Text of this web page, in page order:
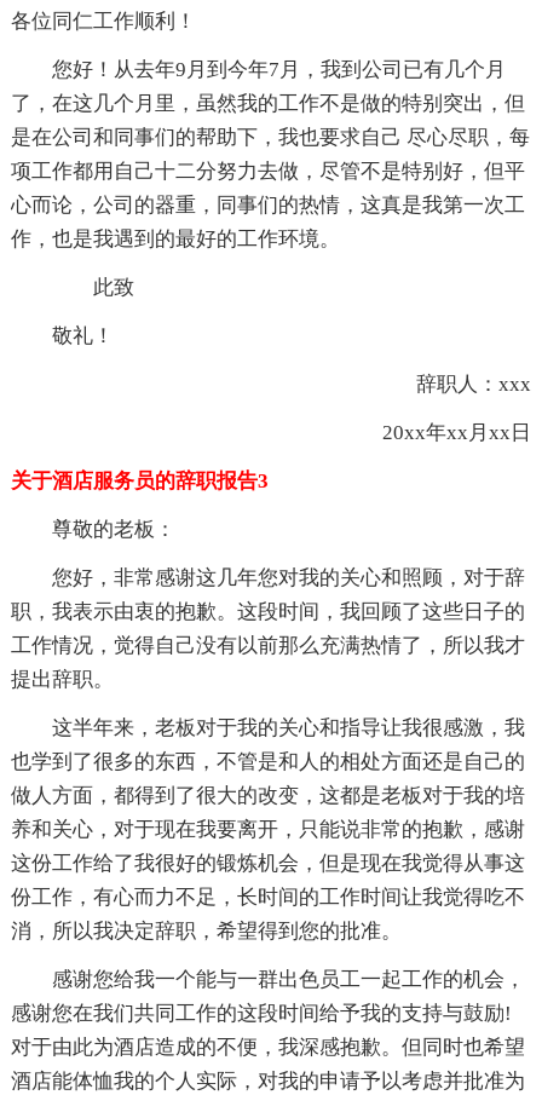
各位同仁工作顺利！
您好！从去年9月到今年7月，我到公司已有几个月
了，在这几个月里，虽然我的工作不是做的特别突出，但
是在公司和同事们的帮助下，我也要求自己 尽心尽职，每
项工作都用自己十二分努力去做，尽管不是特别好，但平
心而论，公司的器重，同事们的热情，这真是我第一次工
作，也是我遇到的最好的工作环境。
此致
敬礼！
辞职人：xxx
20xx年xx月xx日
关于酒店服务员的辞职报告3
尊敬的老板：
您好，非常感谢这几年您对我的关心和照顾，对于辞
职，我表示由衷的抱歉。这段时间，我回顾了这些日子的
工作情况，觉得自己没有以前那么充满热情了，所以我才
提出辞职。
这半年来，老板对于我的关心和指导让我很感激，我
也学到了很多的东西，不管是和人的相处方面还是自己的
做人方面，都得到了很大的改变，这都是老板对于我的培
养和关心，对于现在我要离开，只能说非常的抱歉，感谢
这份工作给了我很好的锻炼机会，但是现在我觉得从事这
份工作，有心而力不足，长时间的工作时间让我觉得吃不
消，所以我决定辞职，希望得到您的批准。
感谢您给我一个能与一群出色员工一起工作的机会，
感谢您在我们共同工作的这段时间给予我的支持与鼓励!
对于由此为酒店造成的不便，我深感抱歉。但同时也希望
酒店能体恤我的个人实际，对我的申请予以考虑并批准为